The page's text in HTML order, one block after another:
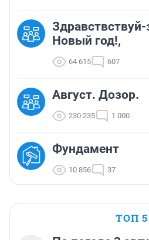
Здравствствуй-
Новый год!,
64 615 607
Август. Дозор.
230 235 1 000
Фундамент
10 856 37
ТОП 5